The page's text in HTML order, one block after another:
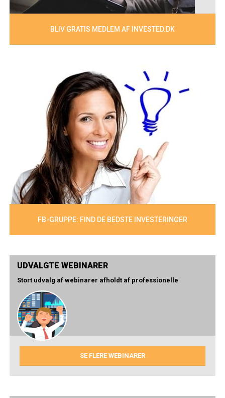
BLIV GRATIS MEDLEM AF INVESTED.DK
FB-GRUPPE: FIND DE BEDSTE INVESTERINGER
UDVALGTE WEBINARER
Stort udvalg af webinarer afholdt af professionelle
SE FLERE WEBINARER